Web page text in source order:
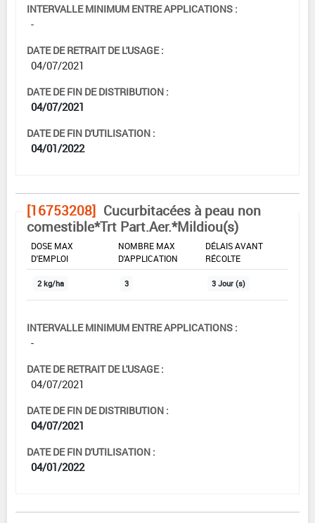
INTERVALLE MINIMUM ENTRE APPLICATIONS :
-
DATE DE RETRAIT DE L'USAGE :
04/07/2021
DATE DE FIN DE DISTRIBUTION :
04/07/2021
DATE DE FIN D'UTILISATION :
04/01/2022
[16753208] Cucurbitacées à peau non
comestible*Trt Part.Aer.*Mildiou(s)
DOSE MAX
D'EMPLOI
NOMBRE MAX
D'APPLICATION
DÉLAIS AVANT
RÉCOLTE
2 kg/ha 3 3 Jour (s)
INTERVALLE MINIMUM ENTRE APPLICATIONS :
-
DATE DE RETRAIT DE L'USAGE :
04/07/2021
DATE DE FIN DE DISTRIBUTION :
04/07/2021
DATE DE FIN D'UTILISATION :
04/01/2022